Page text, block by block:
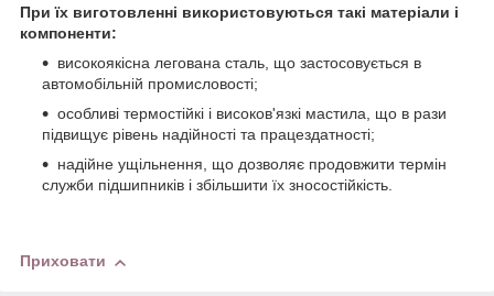
При їх виготовленні використовуються такі матеріали і
компоненти:
високоякісна легована сталь, що застосовується в
автомобільній промисловості;
особливі термостійкі і високов'язкі мастила, що в рази
підвищує рівень надійності та працездатності;
надійне ущільнення, що дозволяє продовжити термін
служби підшипників і збільшити їх зносостійкість.
Приховати